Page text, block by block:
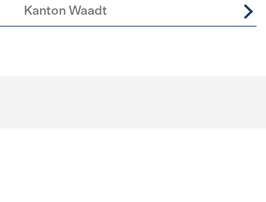
Kanton Waadt